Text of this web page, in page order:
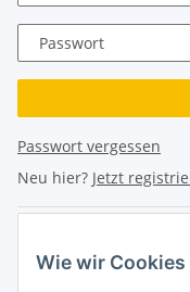
Passwort
Passwort vergessen
Neu hier? Jetzt
Hauptplatz 4
Wie wir Cookies